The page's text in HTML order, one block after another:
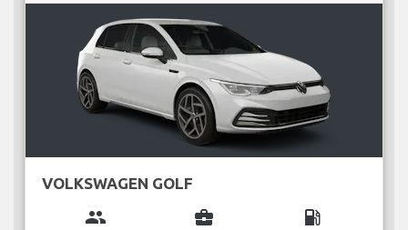
VOLKSWAGEN GOLF
group business_center local_gas_station